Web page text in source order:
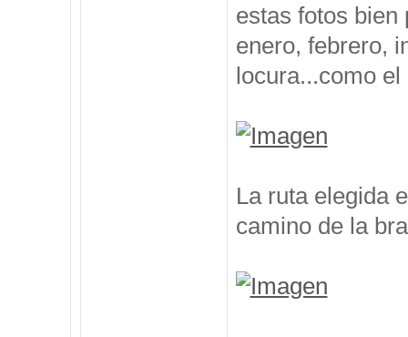
estas fotos bien
enero, febrero,
locura...como el
La ruta elegida
camino de la